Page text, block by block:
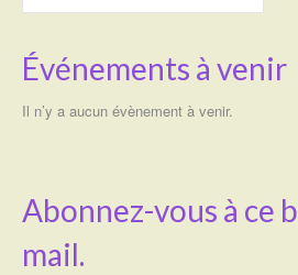
Événements à venir
Il n’y a aucun évènement à venir.
Abonnez-vous à ce
mail.